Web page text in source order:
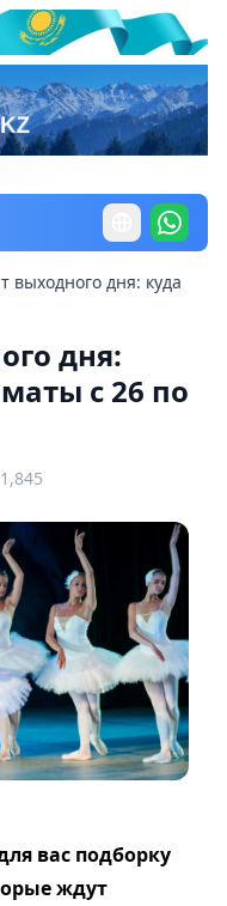
выходного дня: куда
дня:
с 26 по
1,845
вас подборку
ждут